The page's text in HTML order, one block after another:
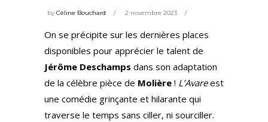
byCéline Bouchard 2 novembre 2023
On se précipite sur les dernières places
disponibles pour apprécier le talent de
Jérôme Deschamps dans son adaptation
de la célèbre pièce de Molière ! L’Avareest
une comédie grinçante et hilarante qui
traverse le temps sans ciller, ni sourciller.